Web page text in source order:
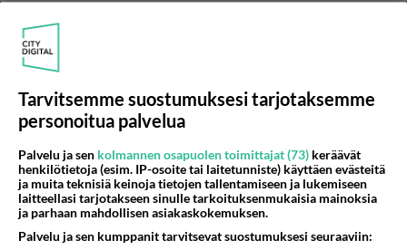
RESEPTIT
Tonnikalapasta valmistuu
pöytään vartissa. Ripaus
päälle kruunaa komeuden!
Tarvitsemme suostumuksesi tarjotaksemme
personoitua palvelua
Palvelu ja sen kolmannen osapuolen toimittajat (73) keräävät
henkilötietoja (esim. IP-osoite tai laitetunniste) käyttäen evästeitä
ja muita teknisiä keinoja tietojen tallentamiseen ja lukemiseen
laitteellasi tarjotakseen sinulle tarkoituksenmukaisia mainoksia
ja parhaan mahdollisen asiakaskokemuksen.
Palvelu ja sen kumppanit tarvitsevat suostumuksesi seuraaviin: